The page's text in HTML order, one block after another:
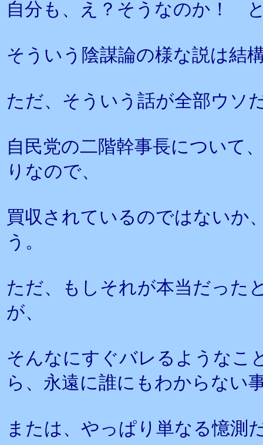
自分も、え？そうなのか！
そういう陰謀論の様な説は結
ただ、そういう話が全部ウソ
自民党の二階幹事長について
りなので、
買収されているのではないか
う。
ただ、もしそれが本当だった
が、
そんなにすぐバレるようなこ
ら、永遠に誰にもわからない
または、やっぱり単なる憶測